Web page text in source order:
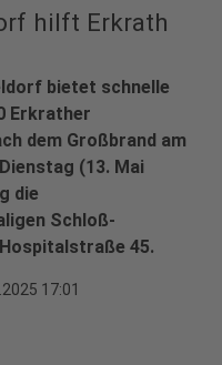
hilft Erkrath
bietet schnelle
Erkrather
dem Großbrand am
(13. Mai
die
Schloß-
45.
17:01